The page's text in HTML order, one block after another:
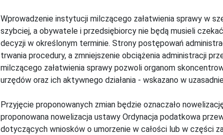
Wprowadzenie instytucji milczącego załatwienia sprawy w
szybciej, a obywatele i przedsiębiorcy nie będą musieli
decyzji w określonym terminie. Strony postępowań
trwania procedury, a zmniejszenie obciążenia administracji
milczącego załatwienia sprawy pozwoli organom
urzędów oraz ich aktywnego działania - wskazano w
Przyjęcie proponowanych zmian będzie oznaczało
proponowana nowelizacja ustawy Ordynacja podatkowa
dotyczących wniosków o umorzenie w całości lub w części